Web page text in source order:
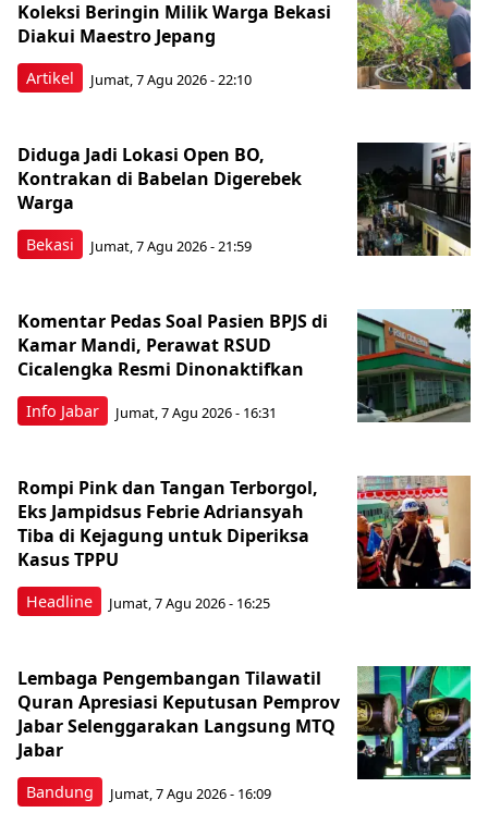
Artikel
Koleksi Beringin Milik Warga Bekasi
Diakui Maestro Jepang
Jumat, 7 Agu 2026 - 22:10
Bekasi
Diduga Jadi Lokasi Open BO,
Kontrakan di Babelan Digerebek
Warga
Jumat, 7 Agu 2026 - 21:59
Info Jabar
Komentar Pedas Soal Pasien BPJS di
Kamar Mandi, Perawat RSUD
Cicalengka Resmi Dinonaktifkan
Jumat, 7 Agu 2026 - 16:31
Headline
Rompi Pink dan Tangan Terborgol,
Eks Jampidsus Febrie Adriansyah
Tiba di Kejagung untuk Diperiksa
Kasus TPPU
Jumat, 7 Agu 2026 - 16:25
Bandung
Lembaga Pengembangan Tilawatil
Quran Apresiasi Keputusan Pemprov
Jabar Selenggarakan Langsung MTQ
Jabar
Jumat, 7 Agu 2026 - 16:09